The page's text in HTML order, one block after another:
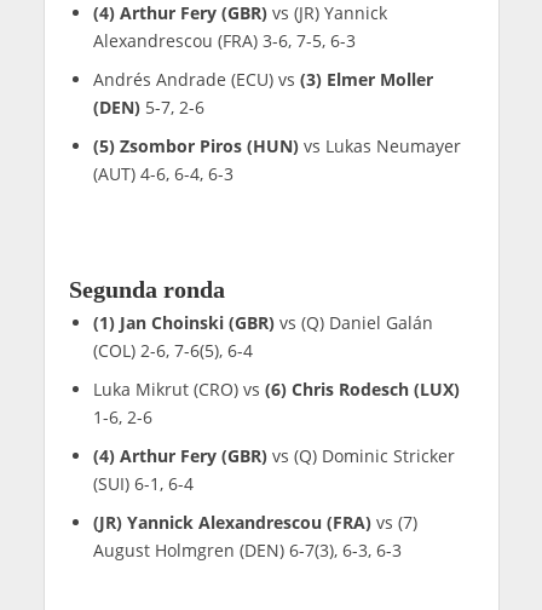
(4) Arthur Fery (GBR)vs (JR) Yannick
Alexandrescou (FRA) 3-6, 7-5, 6-3
Andrés Andrade (ECU) vs (3) Elmer Moller
(DEN)5-7, 2-6
(5) Zsombor Piros (HUN)vs Lukas Neumayer
(AUT) 4-6, 6-4, 6-3
Segunda ronda
(1) Jan Choinski (GBR)vs (Q) Daniel Galán
(COL) 2-6, 7-6(5), 6-4
Luka Mikrut (CRO) vs (6) Chris Rodesch (LUX)
1-6, 2-6
(4) Arthur Fery (GBR)vs (Q) Dominic Stricker
(SUI) 6-1, 6-4
(JR) Yannick Alexandrescou (FRA)vs (7)
August Holmgren (DEN) 6-7(3), 6-3, 6-3